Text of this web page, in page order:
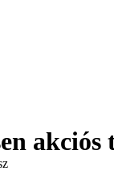
akciós